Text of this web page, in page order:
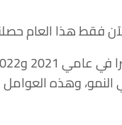
العام حصلنا على
النمو، وهذه